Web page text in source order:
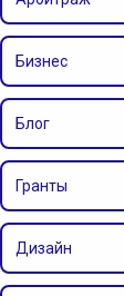
Бизнес
Блог
Гранты
Дизайн